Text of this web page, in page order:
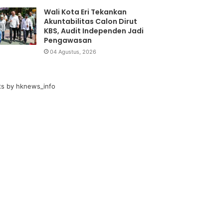
Wali Kota Eri Tekankan
Akuntabilitas Calon Dirut
KBS, Audit Independen Jadi
Pengawasan
04 Agustus, 2026
by hknews_info